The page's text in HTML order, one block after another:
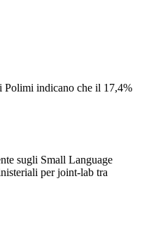
Polimi indicano che il 17,4%
sugli Small Language
per joint-lab tra